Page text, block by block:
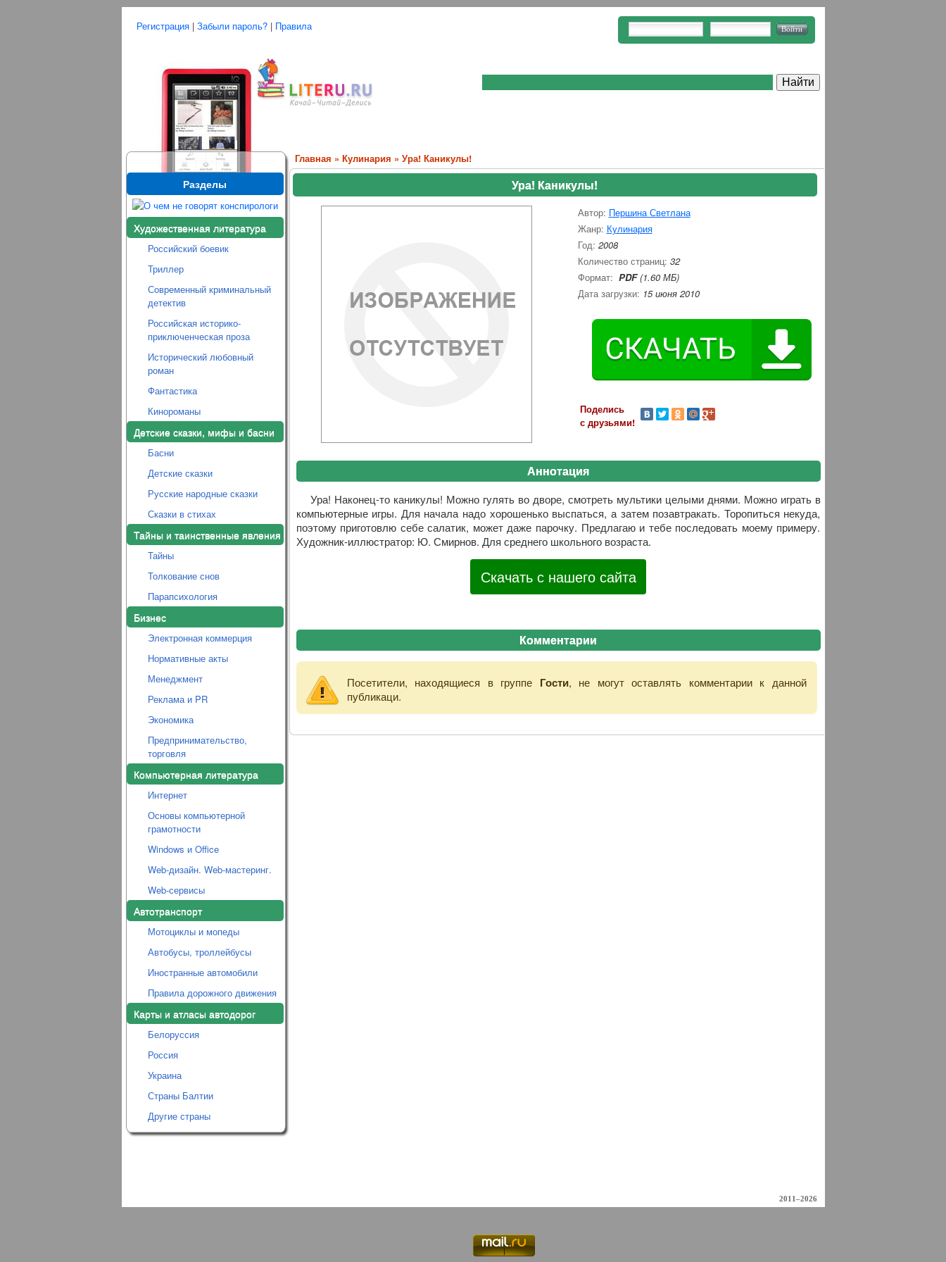
Регистрация| Забыли пароль?| Правила
Разделы
Художественная литература
Российский боевик
Триллер
Современный криминальный
детектив
Российская историко-
приключенческая проза
Исторический любовный
роман
Фантастика
Кинороманы
Детские сказки, мифы и басни
Басни
Детские сказки
Русские народные сказки
Сказки в стихах
Тайны и таинственные явления
Тайны
Толкование снов
Парапсихология
Бизнес
Электронная коммерция
Нормативные акты
Менеджмент
Реклама и PR
Экономика
Предпринимательство,
торговля
Компьютерная литература
Интернет
Основы компьютерной
грамотности
Windows и Office
Web-дизайн. Web-мастеринг.
Web-сервисы
Автотранспорт
Мотоциклы и мопеды
Автобусы, троллейбусы
Иностранные автомобили
Правила дорожного движения
Карты и атласы автодорог
Белоруссия
Россия
Украина
Страны Балтии
Другие страны
Главная » Кулинария » Ура! Каникулы!
Ура! Каникулы!
Автор: Першина Светлана
Жанр: Кулинария
Год: 2008
Количество страниц: 32
Формат: PDF(1.60 МБ)
Дата загрузки: 15 июня 2010
Поделись
с друзьями!
Аннотация
Ура! Наконец-то каникулы! Можно гулять во дворе, смотреть мультики целыми днями. Можно играть в
компьютерные игры. Для начала надо хорошенько выспаться, а затем позавтракать. Торопиться некуда,
поэтому приготовлю себе салатик, может даже парочку. Предлагаю и тебе последовать моему примеру.
Художник-иллюстратор: Ю. Смирнов. Для среднего школьного возраста.
Скачать с нашего сайта
Комментарии
Посетители, находящиеся в группе Гости, не могут оставлять комментарии к данной
публикаци.
2011–2026